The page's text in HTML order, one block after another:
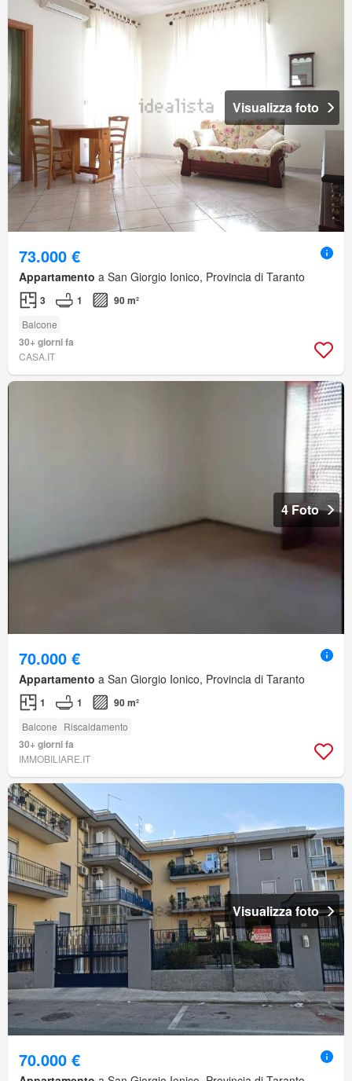
Visualizza foto
73.000 €
Appartamento a San Giorgio Ionico, Provincia di Taranto
3 1 90 m²
Balcone
30+ giorni fa
CASA.IT
4 Foto
70.000 €
Appartamento a San Giorgio Ionico, Provincia di Taranto
1 1 90 m²
Balcone Riscaldamento
30+ giorni fa
IMMOBILIARE.IT
Visualizza foto
70.000 €